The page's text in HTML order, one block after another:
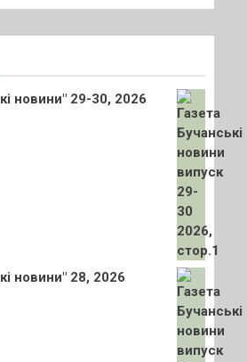
новини" 29-30, 2026
новини" 28, 2026